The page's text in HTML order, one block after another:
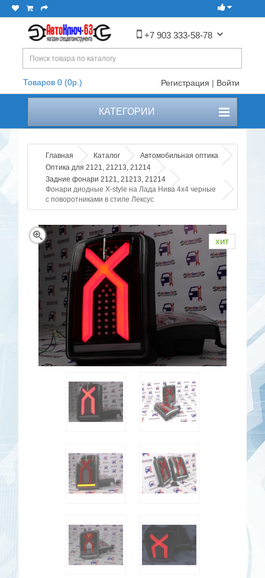
+7 903 333-58-78
Товаров 0 (0р.) Регистрация | Войти
КАТЕГОРИИ
Главная Каталог
Автомобильная оптика
Оптика для 2121, 21213, 21214
Задние фонари 2121, 21213, 21214
Фонари диодные X-style на Лада Нива 4x4 черные
с поворотниками в стиле Лексус
хит